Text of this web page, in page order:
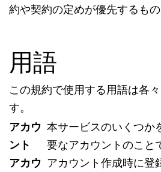
約や契約の定めが優先するもの
用語
この規約で使用する用語は各
す。
アカウ
ント
本サービスのいくつか
要なアカウントのこと
アカウ アカウント作成時に登